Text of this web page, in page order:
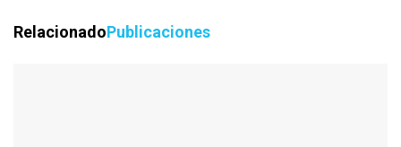
RelacionadoPublicaciones